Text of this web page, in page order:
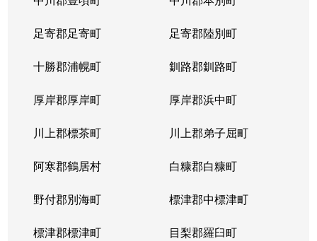
足寄郡足寄町 足寄郡陸別町
十勝郡浦幌町 釧路郡釧路町
厚岸郡厚岸町 厚岸郡浜中町
川上郡標茶町 川上郡弟子屈町
阿寒郡鶴居村 白糠郡白糠町
野付郡別海町 標津郡中標津町
標津郡標津町 目梨郡羅臼町